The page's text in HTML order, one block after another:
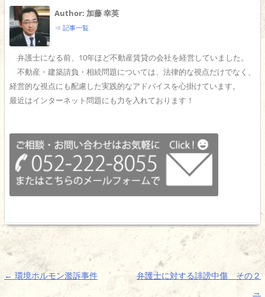
Author: 加藤 幸英
⇒ 記事一覧
弁護士になる前、10年ほど不動産賃貸の会社を経営していました。
不動産・建築請負・相続問題については、法律的な視点だけでなく、
経営的な視点にも配慮した実践的なアドバイスを心掛けています。
最近はインターネット問題にも力を入れております！
投
← 環境ホルモン濫訴事件
弁護士に対する誹謗中傷 その２
→